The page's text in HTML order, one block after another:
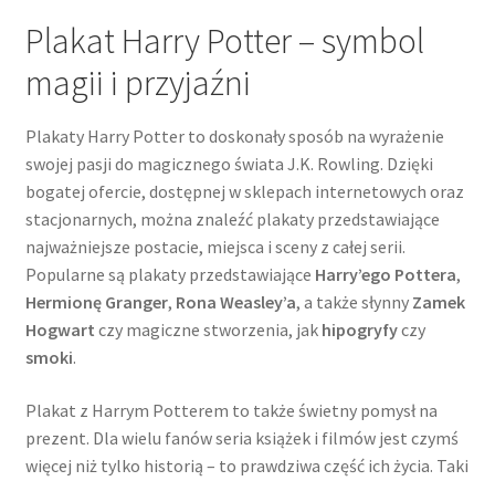
Plakat Harry Potter – symbol
magii i przyjaźni
Plakaty Harry Potter to doskonały sposób na wyrażenie
swojej pasji do magicznego świata J.K. Rowling. Dzięki
bogatej ofercie, dostępnej w sklepach internetowych oraz
stacjonarnych, można znaleźć plakaty przedstawiające
najważniejsze postacie, miejsca i sceny z całej serii.
Popularne są plakaty przedstawiające Harry’ego Pottera,
Hermionę Granger, Rona Weasley’a, a także słynny Zamek
Hogwart czy magiczne stworzenia, jak hipogryfyczy
smoki.
Plakat z Harrym Potterem to także świetny pomysł na
prezent. Dla wielu fanów seria książek i filmów jest czymś
więcej niż tylko historią – to prawdziwa część ich życia. Taki